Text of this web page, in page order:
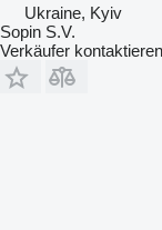
Ukraine, Kyiv
Sopin S.V.
Verkäufer kontaktieren